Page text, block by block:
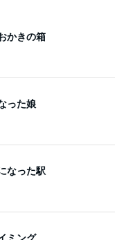
かきの箱
った娘
なった駅
ミング